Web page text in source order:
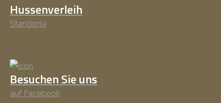
Hussenverleih
Standorte
Besuchen Sie uns
auf Facebook